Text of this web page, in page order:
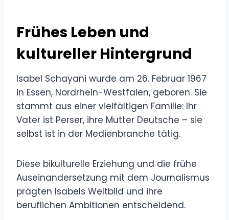
Frühes Leben und
kultureller Hintergrund
Isabel Schayani wurde am 26. Februar 1967
in Essen, Nordrhein-Westfalen, geboren. Sie
stammt aus einer vielfältigen Familie: Ihr
Vater ist Perser, ihre Mutter Deutsche – sie
selbst ist in der Medienbranche tätig.
Diese bikulturelle Erziehung und die frühe
Auseinandersetzung mit dem Journalismus
prägten Isabels Weltbild und ihre
beruflichen Ambitionen entscheidend.